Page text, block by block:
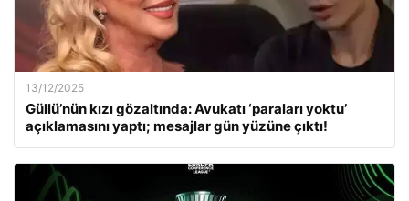
13/12/2025
Güllü’nün kızı gözaltında: Avukatı ‘paraları yoktu’
açıklamasını yaptı; mesajlar gün yüzüne çıktı!